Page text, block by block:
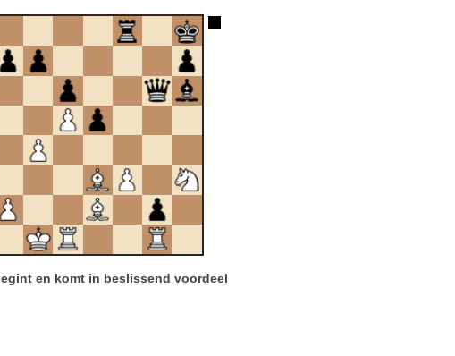
en komt in beslissend voordeel